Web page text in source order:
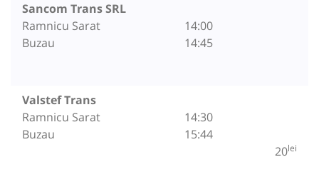
Sancom Trans SRL
Ramnicu Sarat
Buzau
14:00
14:45
Valstef Trans
Ramnicu Sarat
Buzau
14:30
15:44
20lei